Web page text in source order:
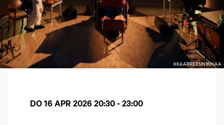
KKAARREENNIINNAA
DO 16 APR 2026 20:30 - 23:00